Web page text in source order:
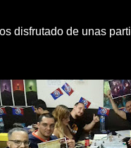
disfrutado de unas